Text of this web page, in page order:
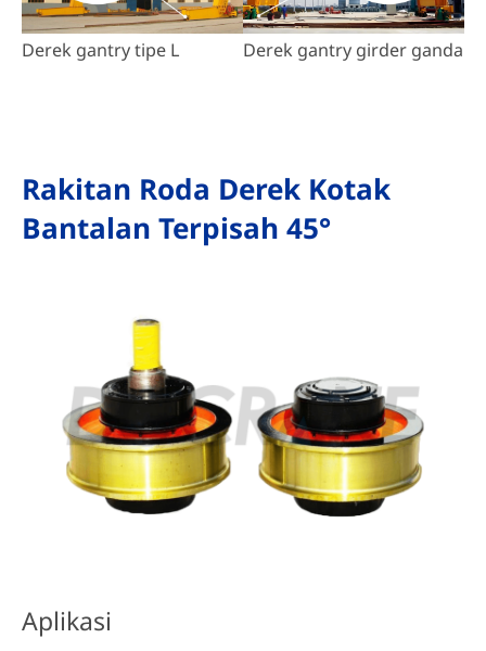
Derek gantry tipe L Derek gantry girder ganda
Rakitan Roda Derek Kotak
Bantalan Terpisah 45°
Aplikasi